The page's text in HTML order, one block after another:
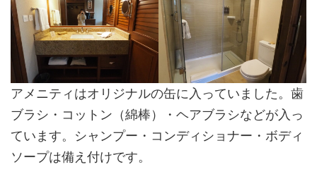
アメニティはオリジナルの缶に入っていました。歯
ブラシ・コットン（綿棒）・ヘアブラシなどが入っ
ています。シャンプー・コンディショナー・ボディ
ソープは備え付けです。